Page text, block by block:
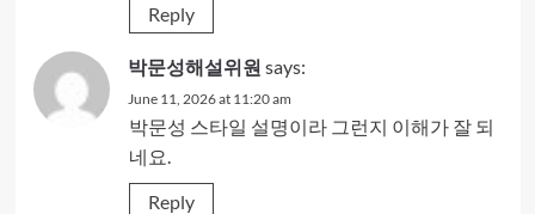
Reply
박문성해설위원 says:
June 11, 2026 at 11:20 am
박문성 스타일 설명이라 그런지 이해가 잘 되
네요.
Reply